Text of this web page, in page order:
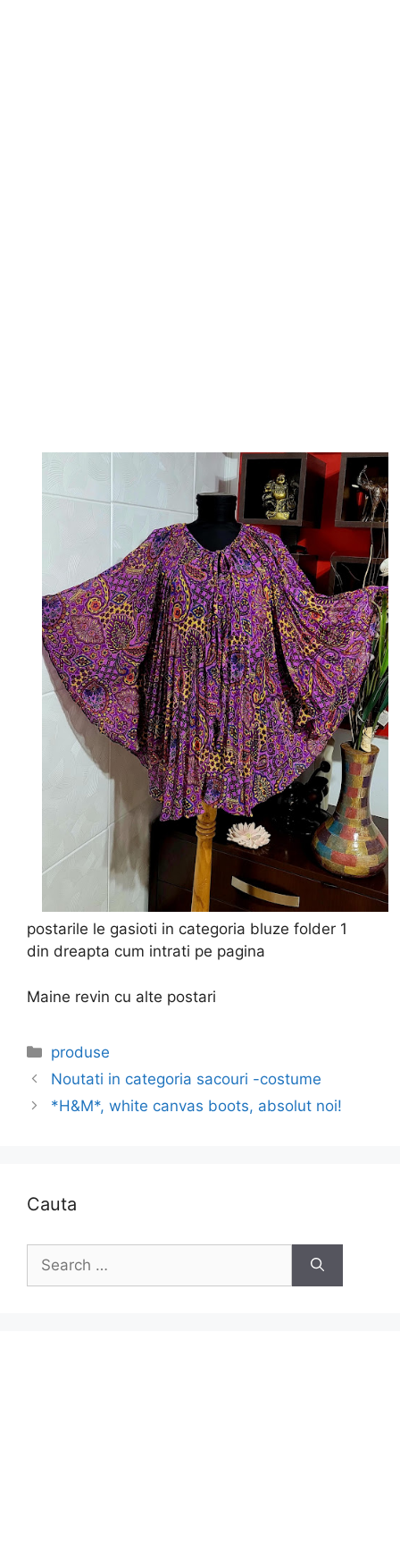
postarile le gasioti in categoria bluze folder 1
din dreapta cum intrati pe pagina
Maine revin cu alte postari
Categories
produse
Noutati in categoria sacouri -costume
*H&M*, white canvas boots, absolut noi!
Cauta
for: